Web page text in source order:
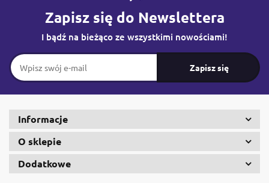
Zapisz się do Newslettera
I bądź na bieżąco ze wszystkimi nowościami!
Informacje
O sklepie
Dodatkowe